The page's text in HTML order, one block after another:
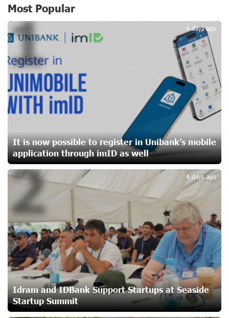
Ucom Sales and Service Center Reopens at 3/47
Yerevanyan Street in Yeghvard
18 days ago
Up to 25% idcoin when purchasing Flyone flight tickets:
Idram&IDBank
21 days ago
Converse Bank Named Armenia’s Best Digital Bank for
Ucom and Microsoft Innovation Center Help School
Students Build Cybersecurity Skills
21 days ago
Ucom Supports Installation of 10 kW Solar Plant in
Shenavan, Lori
22 days ago
Unibank to Raffle a Trip to Italy
24 days ago
Customer Appreciation Day in Vanadzor: IDBank
Most Popular
It is now possible to register in Unibank’s mobile
application through imID as well
4 days ago
1
Idram and IDBank Support Startups at Seaside
Startup Summit
4 days ago
2